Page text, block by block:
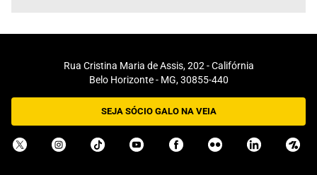
Rua Cristina Maria de Assis, 202 - Califórnia
Belo Horizonte - MG, 30855-440
SEJA SÓCIO GALO NA VEIA